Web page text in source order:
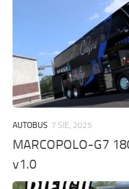
AUTOBUS 7 SIE, 2025
MARCOPOLO-G7
v1.0